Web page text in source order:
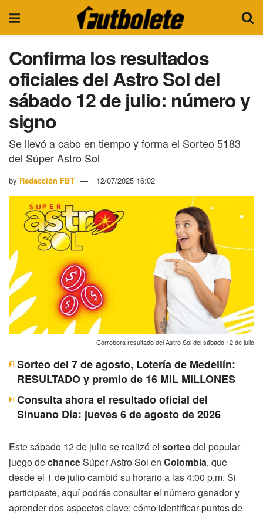
Confirma los resultados
oficiales del Astro Sol del
sábado 12 de julio: número y
signo
Se llevó a cabo en tiempo y forma el Sorteo 5183
del Súper Astro Sol
by Redacción FBT 12/07/2025 16:02
Corrobora resultado del Astro Sol del sábado 12 de julio
Sorteo del 7 de agosto, Lotería de Medellín:
RESULTADO y premio de 16 MIL MILLONES
Consulta ahora el resultado oficial del
Sinuano Día: jueves 6 de agosto de 2026
Este sábado 12 de julio se realizó el sorteo del popular
juego dechanceSúper Astro Sol en Colombia, que
desde el 1 de julio cambió su horario a las 4:00 p.m. Si
participaste, aquí podrás consultar el número ganador y
aprender dos aspectos clave: cómo identificar puntos de